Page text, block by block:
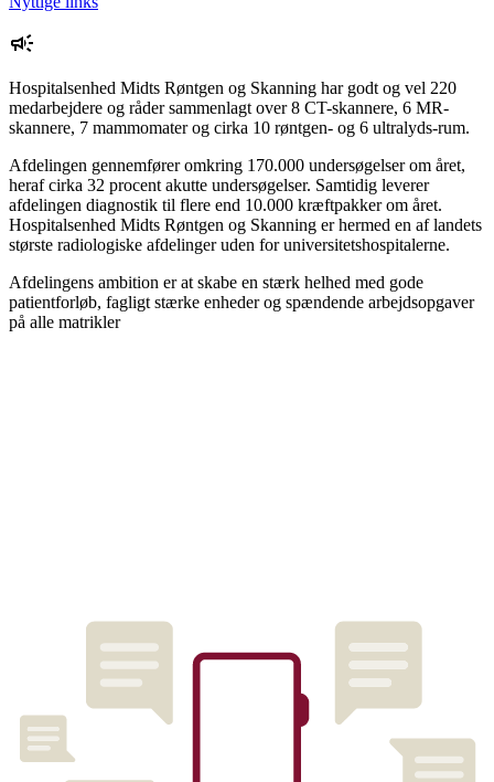
Hospitalsenhed Midts Røntgen og Skanning har godt og vel 220
medarbejdere og råder sammenlagt over 8 CT-skannere, 6 MR-
skannere, 7 mammomater og cirka 10 røntgen- og 6 ultralyds-rum.
Afdelingen gennemfører omkring 170.000 undersøgelser om året,
heraf cirka 32 procent akutte undersøgelser. Samtidig leverer
afdelingen diagnostik til flere end 10.000 kræftpakker om året.
Hospitalsenhed Midts Røntgen og Skanning er hermed en af landets
største radiologiske afdelinger uden for universitetshospitalerne.
Afdelingens ambition er at skabe en stærk helhed med gode
patientforløb, fagligt stærke enheder og spændende arbejdsopgaver
på alle matrikler